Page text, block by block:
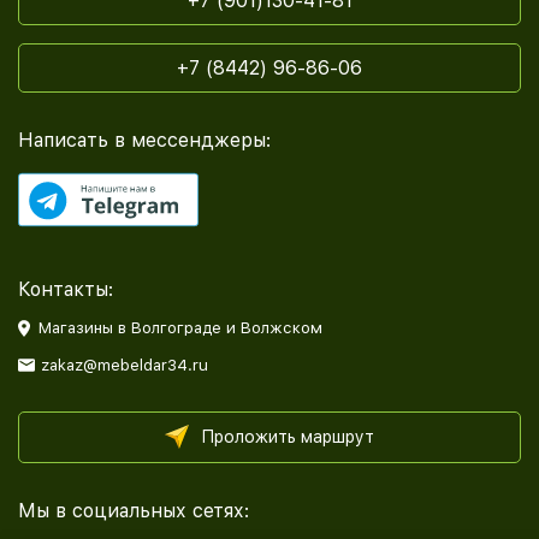
+7 (8442) 96-86-06
Написать в мессенджеры:
Контакты:
Магазины в Волгограде и Волжском
zakaz@mebeldar34.ru
Проложить маршрут
Мы в социальных сетях: